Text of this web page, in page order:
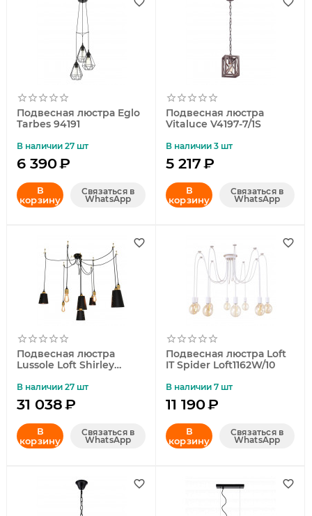
Подвесная люстра Eglo
Tarbes 94191
В наличии 27 шт
6 390₽
В
корзину
Связаться в
WhatsApp
Подвесная люстра
Vitaluce V4197-7/1S
В наличии 3 шт
5 217₽
В
корзину
Связаться в
WhatsApp
Подвесная люстра
Lussole Loft Shirley
В наличии 27 шт
31 038₽
В
корзину
Связаться в
WhatsApp
Подвесная люстра Loft
IT Spider Loft1162W/10
В наличии 7 шт
11 190₽
В
корзину
Связаться в
WhatsApp